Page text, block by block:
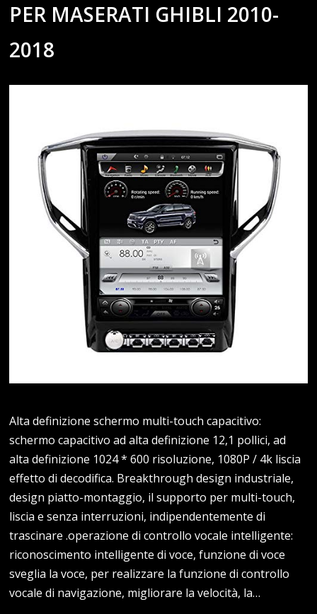
PER MASERATI GHIBLI 2010-
2018
Alta definizione schermo multi-touch capacitivo:
schermo capacitivo ad alta definizione 12,1 pollici, ad
alta definizione 1024 * 600 risoluzione, 1080P / 4k liscia
effetto di decodifica. Breakthrough design industriale,
design piatto-montaggio, il supporto per multi-touch,
liscia e senza interruzioni, indipendentemente di
trascinare .operazione di controllo vocale intelligente:
riconoscimento intelligente di voce, funzione di voce
sveglia la voce, per realizzare la funzione di controllo
vocale di navigazione, migliorare la velocità, la…